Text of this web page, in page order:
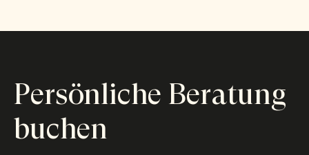
Persönliche Beratung
buchen